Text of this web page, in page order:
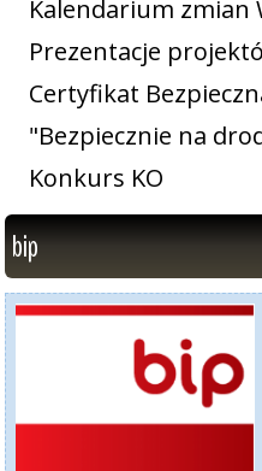
Kalendarium zmian
Prezentacje
Certyfikat
"Bezpiecznie na
Konkurs KO
bip